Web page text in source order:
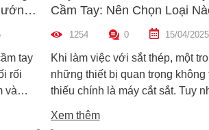
tay
rối
và
và
Cầm Tay: Nên Chọn Loại
Hợp Nhất?
1254 0 15/04/2025
Khi làm việc với sắt thép, một
những thiết bị quan trọng không
thiếu chính là máy cắt sắt. Tuy
biến là máy cắt sắt để bàn và
Xem thêm